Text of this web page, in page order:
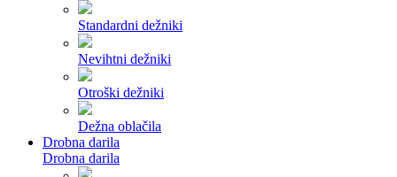
Standardni dežniki
Nevihtni dežniki
Otroški dežniki
Dežna oblačila
Drobna darila
Drobna darila